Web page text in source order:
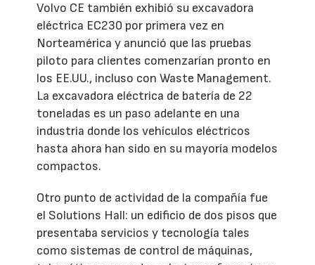
Volvo CE también exhibió su excavadora
eléctrica EC230 por primera vez en
Norteamérica y anunció que las pruebas
piloto para clientes comenzarían pronto en
los EE.UU., incluso con Waste Management.
La excavadora eléctrica de batería de 22
toneladas es un paso adelante en una
industria donde los vehículos eléctricos
hasta ahora han sido en su mayoría modelos
compactos.
Otro punto de actividad de la compañía fue
el Solutions Hall: un edificio de dos pisos que
presentaba servicios y tecnología tales
como sistemas de control de máquinas,